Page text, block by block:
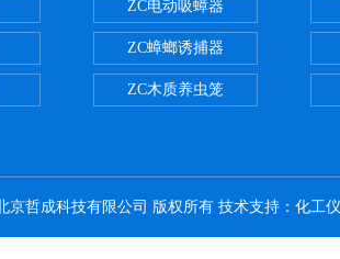
ZC电动吸蟑器
ZC蟑螂诱捕器
ZC木质养虫笼
京哲成科技有限公司 版权所有 技术支持： 化工